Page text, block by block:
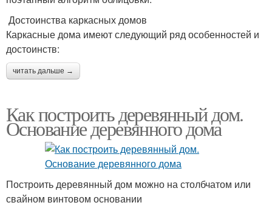
Достоинства каркасных домов
Каркасные дома имеют следующий ряд особенностей и
достоинств:
читать дальше →
Как построить деревянный дом.
Основание деревянного дома
Построить деревянный дом можно на столбчатом или
свайном винтовом основании